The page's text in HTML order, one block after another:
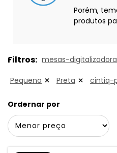
Porém,
produtos
Filtros: mesas-
Pequena Preta cintiq-
Ordernar por